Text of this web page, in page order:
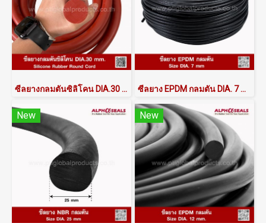
ซีลยางกลมตันซิลิโคน DIA.30 mm ซีลยาง EPDM กลมตัน DIA. 7 mm.
New New